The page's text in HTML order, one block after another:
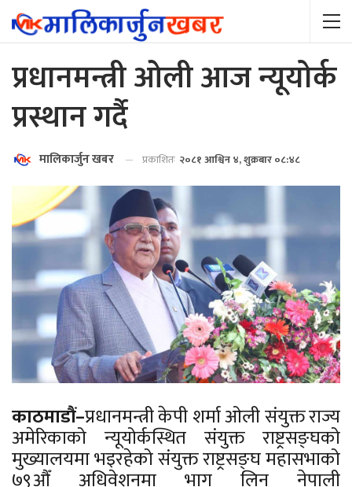
प्रधानमन्त्री ओली आज न्यूयोर्क
प्रस्थान गर्दै
मालिकार्जुन खबर प्रकाशितः २०८१ आश्विन ४, शुक्रबार ०८:४८
काठमाडौं–प्रधानमन्त्री केपी शर्मा ओली संयुक्त राज्य
अमेरिकाको न्यूयोर्कस्थित संयुक्त राष्ट्रसङ्घको
मुख्यालयमा भइरहेको संयुक्त राष्ट्रसङ्घ महासभाको